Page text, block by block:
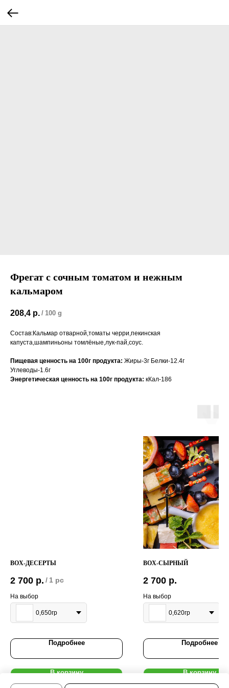
Фрегат с сочным томатом и нежным
кальмаром
208,4 р. / 100 g
Состав:Кальмар отварной,томаты черри,пекинская
капуста,шампиньоны томлёные,лук-пай,соус.
Пищевая ценность на 100г продукта: Жиры-3г Белки-12.4г
Углеводы-1.6г
Энергетическая ценность на 100г продукта: кКал-186
BOX-ДЕСЕРТЫ
2 700 р. / 1 pc
На выбор
0,650гр
Подробнее
В корзину
BOX-СЫРНЫЙ
2 700 р.
На выбор
0,620гр
Подробнее
В корзину